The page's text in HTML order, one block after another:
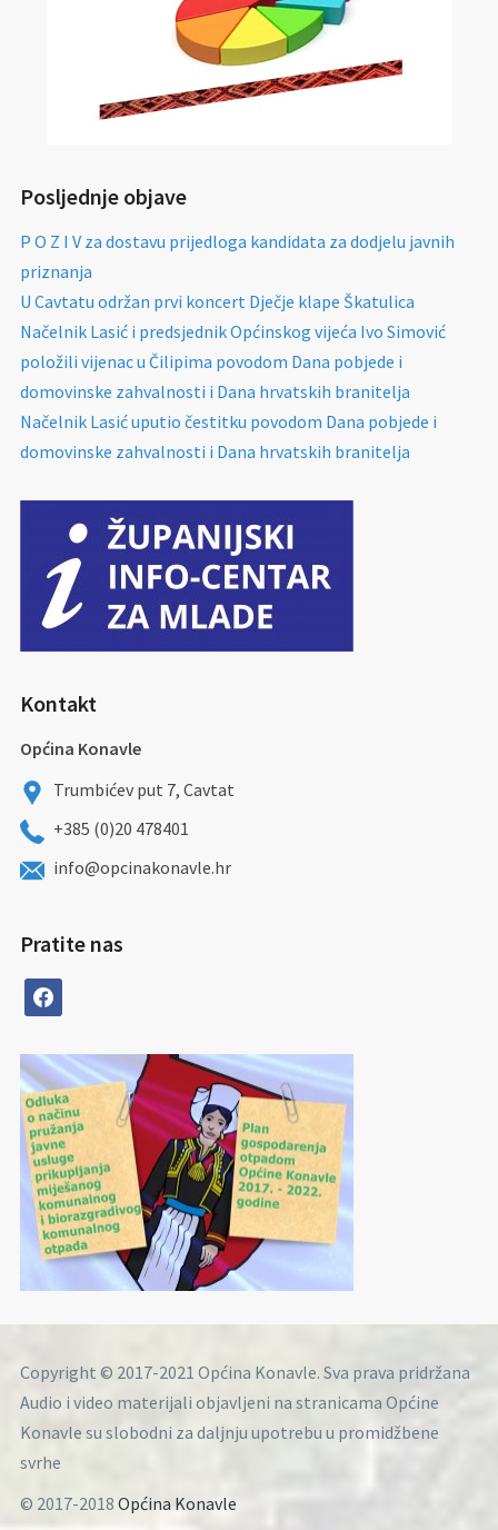
Posljednje objave
P O Z I V za dostavu prijedloga kandidata za dodjelu javnih
priznanja
U Cavtatu održan prvi koncert Dječje klape Škatulica
Načelnik Lasić i predsjednik Općinskog vijeća Ivo Simović
položili vijenac u Čilipima povodom Dana pobjede i
domovinske zahvalnosti i Dana hrvatskih branitelja
Načelnik Lasić uputio čestitku povodom Dana pobjede i
domovinske zahvalnosti i Dana hrvatskih branitelja
Kontakt
Općina Konavle
Trumbićev put 7, Cavtat
+385 (0)20 478401
info@opcinakonavle.hr
Pratite nas
facebook
Copyright © 2017-2021 Općina Konavle. Sva prava pridržana
Audio i video materijali objavljeni na stranicama Općine
Konavle su slobodni za daljnju upotrebu u promidžbene
svrhe
© 2017-2018 Općina Konavle